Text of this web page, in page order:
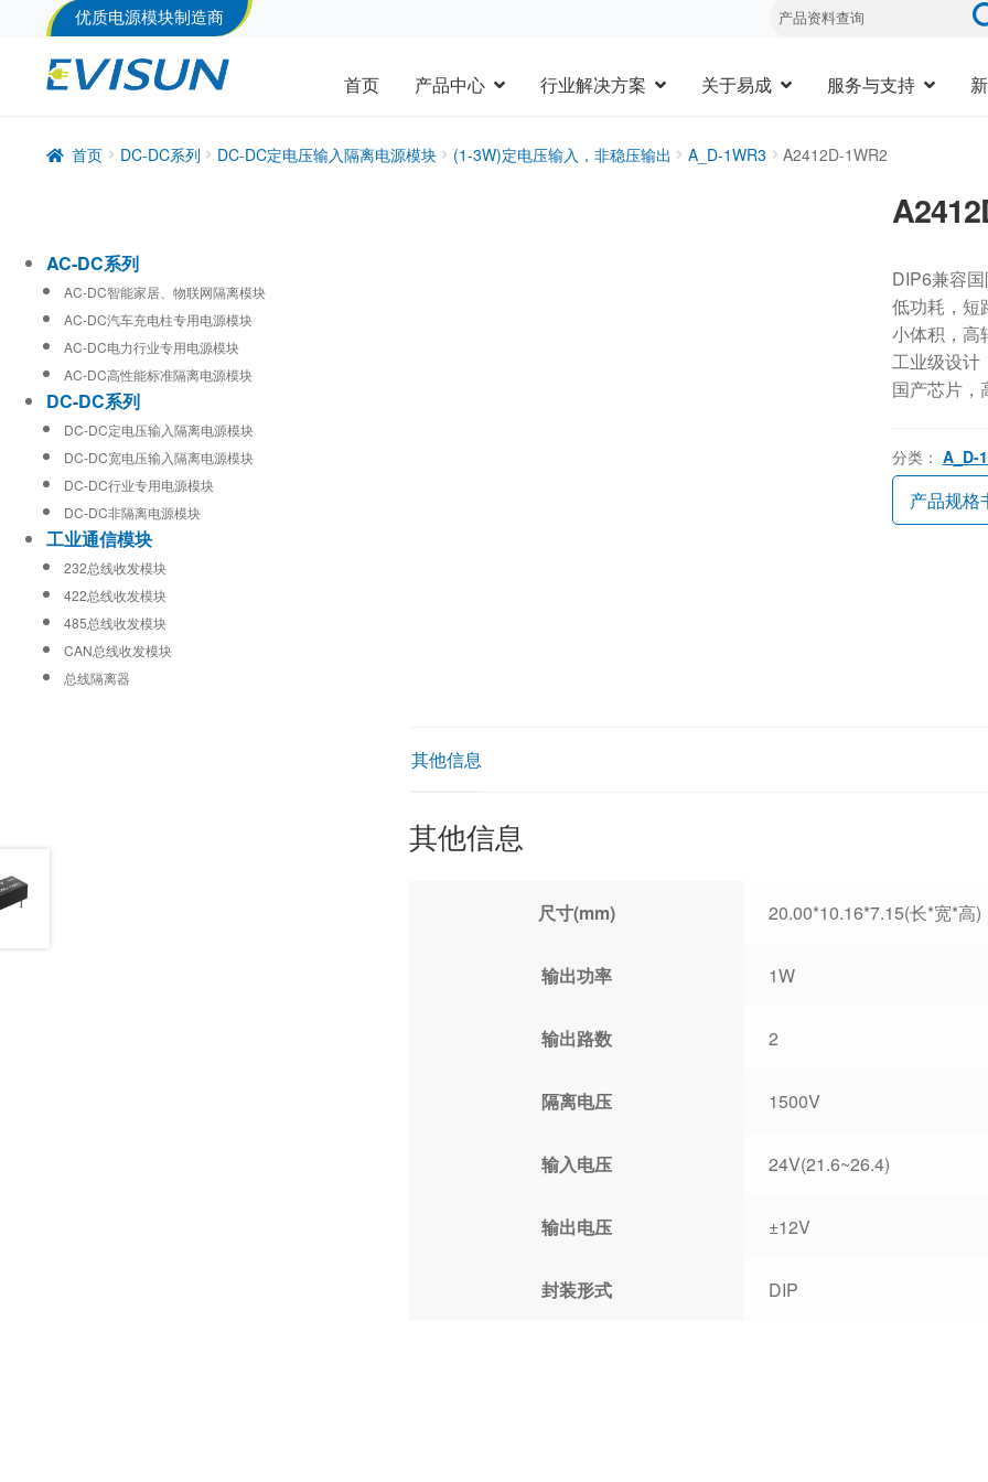
优质电源模块制造商
首页 产品中心 行业解决方案 关于易成 服务与支持
首页 DC-DC系列 DC-DC定电压输入隔离电源模块 (1-3W)定电压输入，非稳压输出 A_D-1WR3 A2412D-1WR2
DIP6兼容
低功耗，短
小体积，高
工业级设计
国产芯片，
分类： A_D-
产品规格
其他信息
其他信息
尺寸(mm) 20.00*10.16*7.15(长*宽*高)
输出功率 1W
输出路数 2
隔离电压 1500V
输入电压 24V(21.6~26.4)
输出电压 ±12V
封装形式 DIP
AC-DC系列
AC-DC智能家居、物联网隔离模块
AC-DC汽车充电柱专用电源模块
AC-DC电力行业专用电源模块
AC-DC高性能标准隔离电源模块
DC-DC系列
DC-DC定电压输入隔离电源模块
DC-DC宽电压输入隔离电源模块
DC-DC行业专用电源模块
DC-DC非隔离电源模块
工业通信模块
232总线收发模块
422总线收发模块
485总线收发模块
CAN总线收发模块
总线隔离器